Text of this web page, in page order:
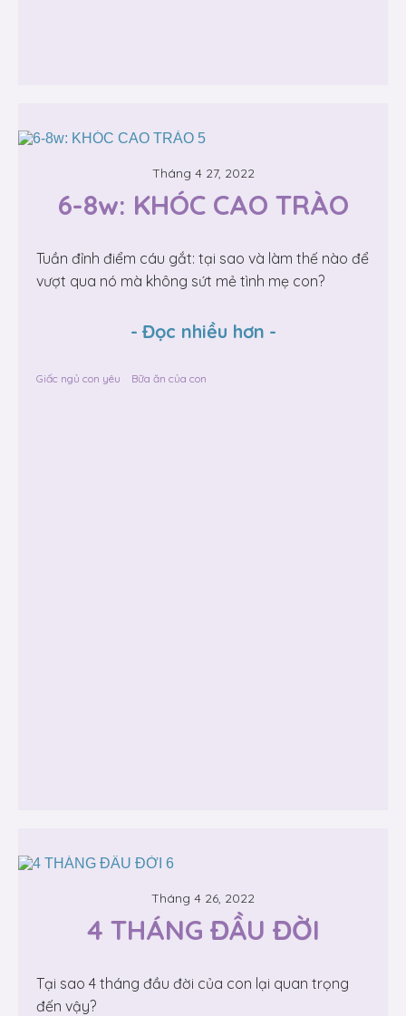
Tháng 4 27, 2022
6-8w: KHÓC CAO TRÀO
Tuần đỉnh điểm cáu gắt: tại sao và làm thế nào để
vượt qua nó mà không sứt mẻ tình mẹ con?
- Đọc nhiều hơn -
Giấc ngủ con yêu Bữa ăn của con
Tháng 4 26, 2022
4 THÁNG ĐẦU ĐỜI
Tại sao 4 tháng đầu đời của con lại quan trọng
đến vậy?